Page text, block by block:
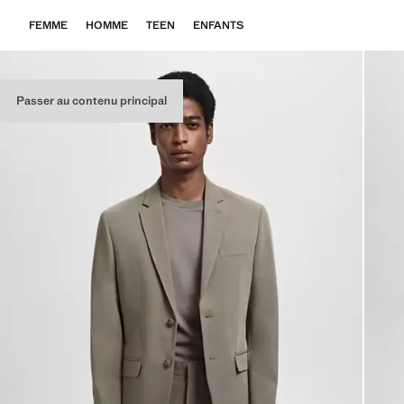
Passer au contenu principal
FEMME HOMME TEEN ENFANTS